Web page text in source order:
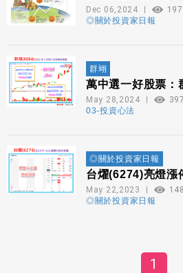
Dec 06,2024
◎關於投資家日報
群翊
萬中選一好股票：
May 28,2024
03-投資心法
◎關於投資家日報
台燿(6274)亮燈漲
May 22,2023
◎關於投資家日報
1